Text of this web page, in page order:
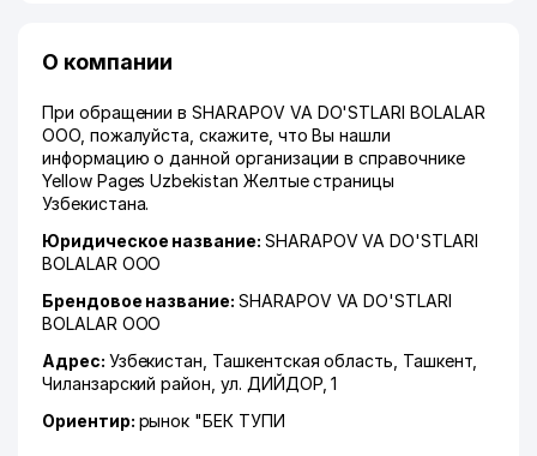
О компании
При обращении в SHARAPOV VA DO'STLARI BOLALAR
ООО, пожалуйста, скажите, что Вы нашли
информацию о данной организации в справочнике
Yellow Pages Uzbekistan Желтые страницы
Узбекистана.
Юридическое название: SHARAPOV VA DO'STLARI
BOLALAR ООО
Брендовое название: SHARAPOV VA DO'STLARI
BOLALAR ООО
Адрес: Узбекистан, Ташкентская область Ташкент,
Чиланзарский район ,ул. ДИЙДОР, 1
Ориентир: рынок "БЕК ТУПИ